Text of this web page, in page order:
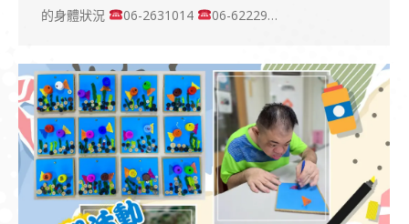
的身體狀況
06-2631014 06-62229…